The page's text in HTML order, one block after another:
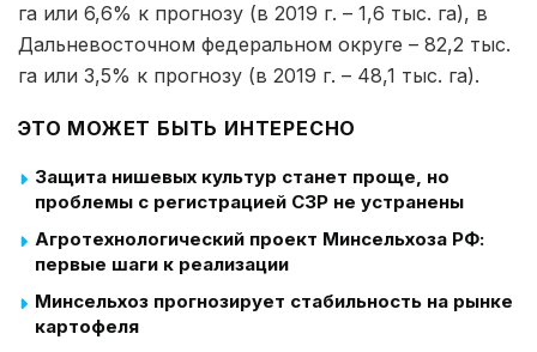
га или 6,6% к прогнозу (в 2019 г. – 1,6 тыс. га), в
Дальневосточном федеральном округе – 82,2 тыс.
га или 3,5% к прогнозу (в 2019 г. – 48,1 тыс. га).
ЭТО МОЖЕТ БЫТЬ ИНТЕРЕСНО
Защита нишевых культур станет проще, но
проблемы с регистрацией СЗР не устранены
Агротехнологический проект Минсельхоза РФ:
первые шаги к реализации
Минсельхоз прогнозирует стабильность на рынке
картофеля